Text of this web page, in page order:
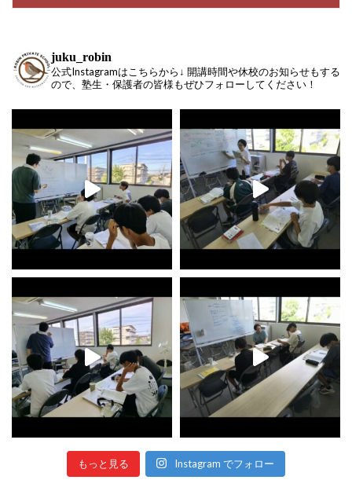
juku_robin
公式Instagramはこちらから↓ 開講時間や休校のお知らせもする
ので、塾生・保護者の皆様もぜひフォローしてください！
もっと見る Instagram でフォロー